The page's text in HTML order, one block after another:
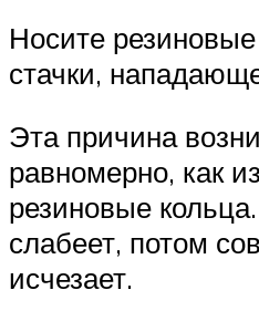
Носите
стачки,
Эта причина
равномерно, как
резиновые
слабеет, потом
исчезает.